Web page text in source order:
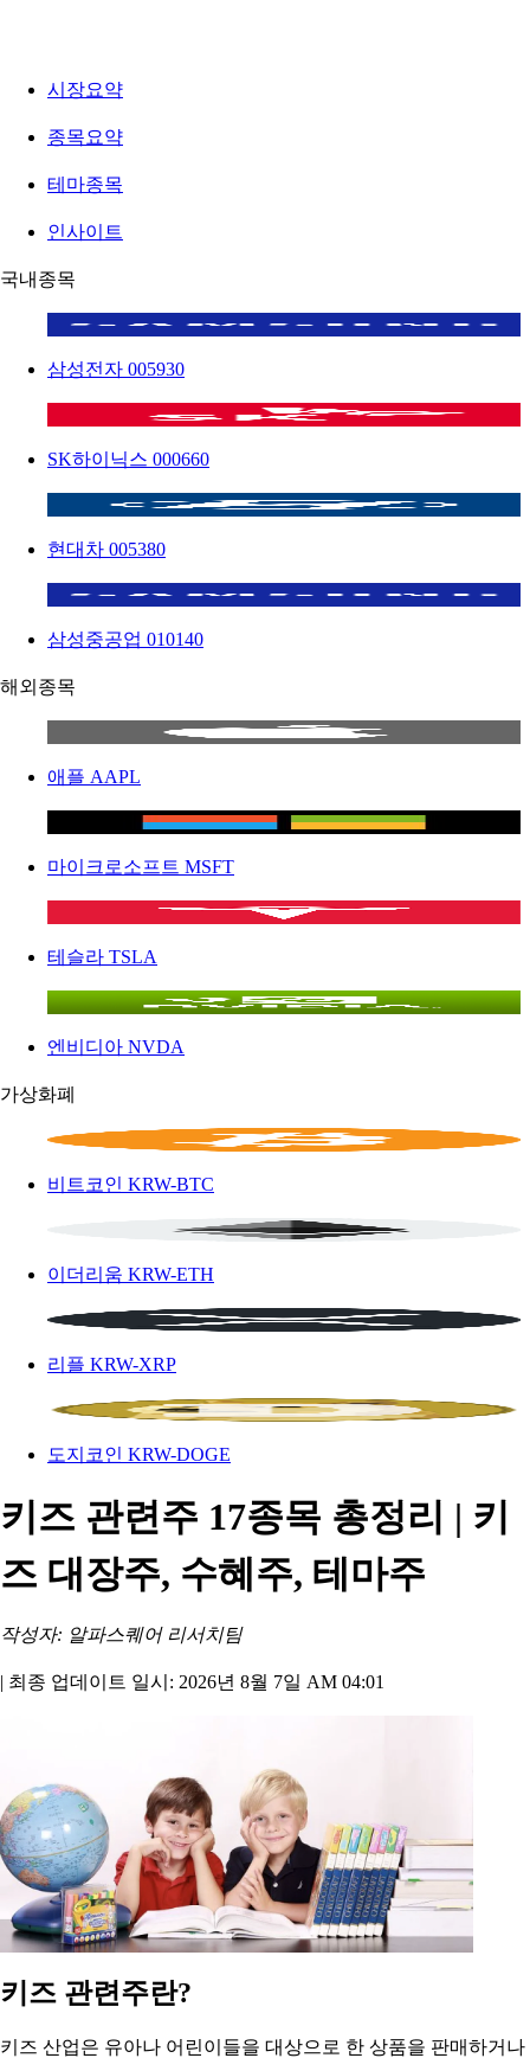
시장요약
종목요약
테마종목
인사이트
국내종목
삼성전자 005930
SK하이닉스 000660
현대차 005380
삼성중공업 010140
해외종목
애플 AAPL
마이크로소프트 MSFT
테슬라 TSLA
엔비디아 NVDA
가상화폐
비트코인 KRW-BTC
이더리움 KRW-ETH
리플 KRW-XRP
도지코인 KRW-DOGE
키즈 관련주 17종목 총정리 | 키
즈 대장주, 수혜주, 테마주
작성자: 알파스퀘어 리서치팀
| 최종 업데이트 일시: 2026년 8월 7일 AM 04:01
키즈 관련주란?
키즈 산업은 유아나 어린이들을 대상으로 한 상품을 판매하거나